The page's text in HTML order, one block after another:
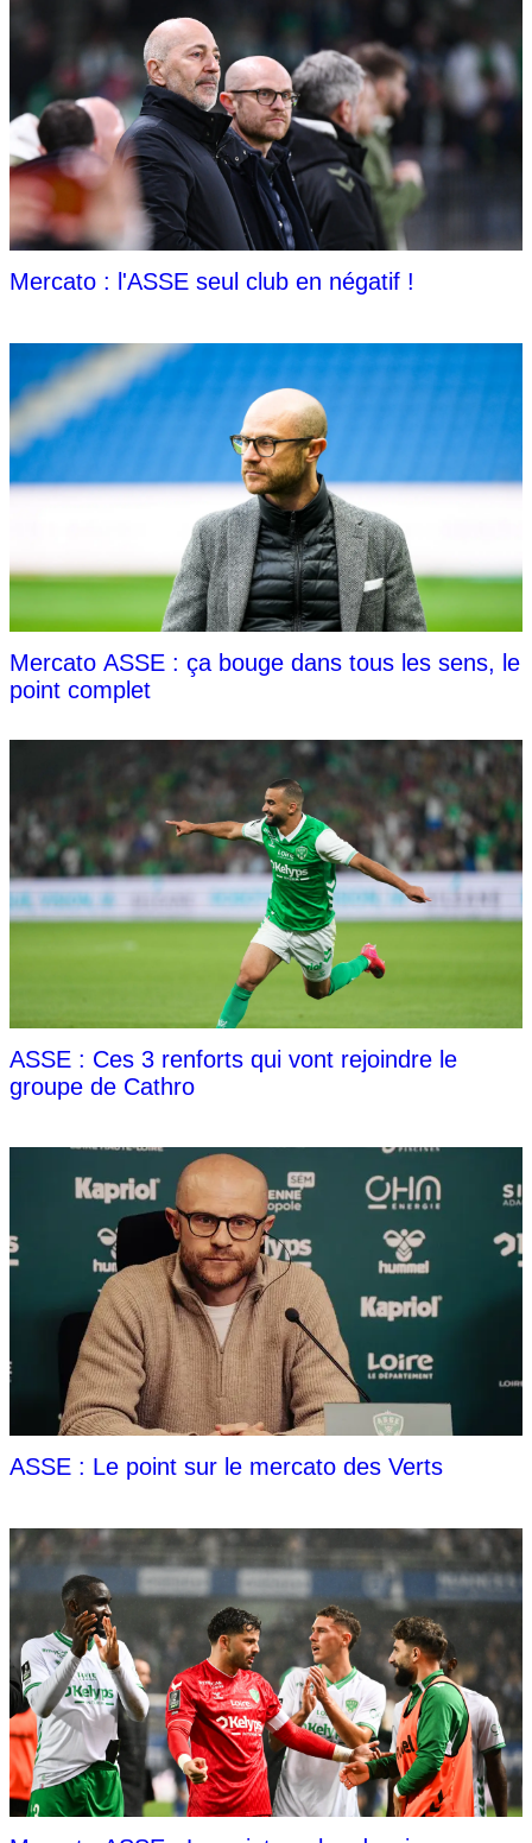
Mercato : l'ASSE seul club en négatif !
Mercato ASSE : ça bouge dans tous les sens, le
point complet
ASSE : Ces 3 renforts qui vont rejoindre le
groupe de Cathro
ASSE : Le point sur le mercato des Verts